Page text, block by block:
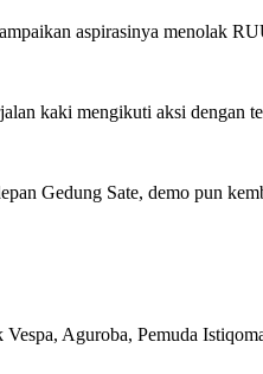
aspirasinya menolak
kaki mengikuti aksi dengan
Gedung Sate, demo pun
Aguroba, Pemuda